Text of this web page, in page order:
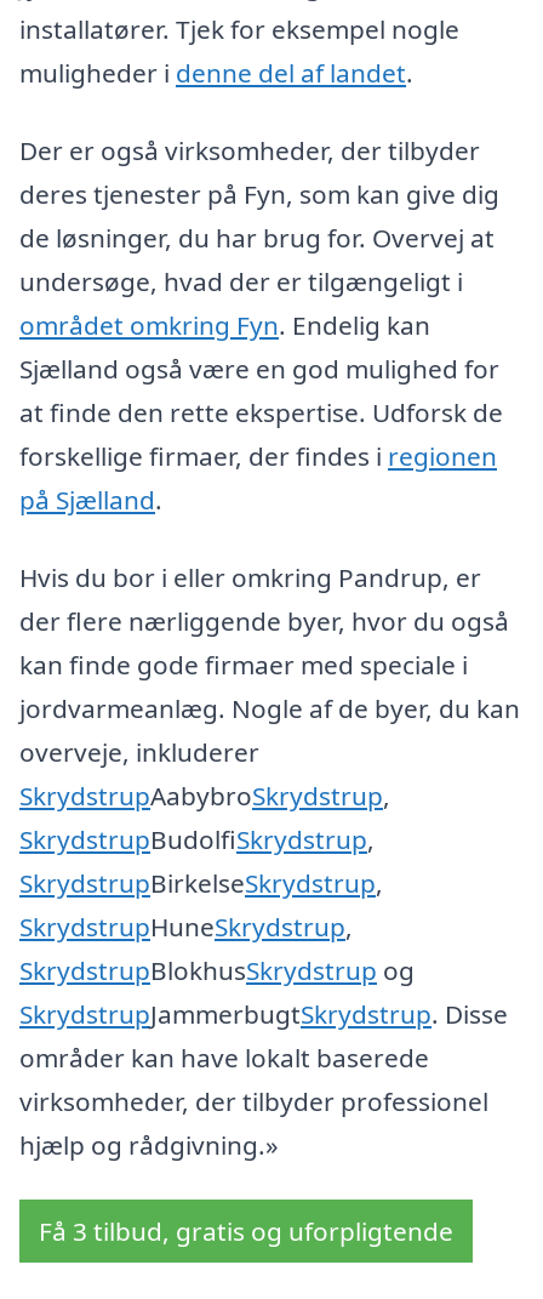
installatører. Tjek for eksempel nogle
muligheder i denne del af landet.
Der er også virksomheder, der tilbyder
deres tjenester på Fyn, som kan give dig
de løsninger, du har brug for. Overvej at
undersøge, hvad der er tilgængeligt i
området omkring Fyn. Endelig kan
Sjælland også være en god mulighed for
at finde den rette ekspertise. Udforsk de
forskellige firmaer, der findes i regionen
på Sjælland.
Hvis du bor i eller omkring Pandrup, er
der flere nærliggende byer, hvor du også
kan finde gode firmaer med speciale i
jordvarmeanlæg. Nogle af de byer, du kan
overveje, inkluderer
SkrydstrupAabybroSkrydstrup,
SkrydstrupBudolfiSkrydstrup,
SkrydstrupBirkelseSkrydstrup,
SkrydstrupHuneSkrydstrup,
SkrydstrupBlokhusSkrydstrup og
SkrydstrupJammerbugtSkrydstrup. Disse
områder kan have lokalt baserede
virksomheder, der tilbyder professionel
hjælp og rådgivning.»
Få 3 tilbud, gratis og uforpligtende